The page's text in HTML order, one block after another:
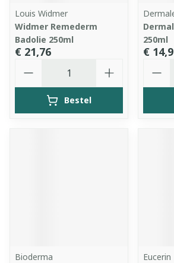
Louis Widmer
Widmer Remederm
Badolie 250ml
€ 21,76
Bestel
250ml
€
Bioderma
Eucerin